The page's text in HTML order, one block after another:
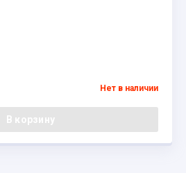
Нет в наличии
В корзину